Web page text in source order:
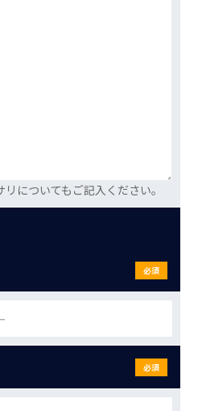
についてもご記入ください。
必須
必須